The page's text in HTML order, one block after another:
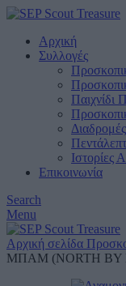
Αρχική
Συλλογές
Παιχνίδι
Διαδρομές
Ιστορίες
Επικοινωνία
Search
Menu
Αρχική σελίδα
ΜΠΑΜ (NORTH BY